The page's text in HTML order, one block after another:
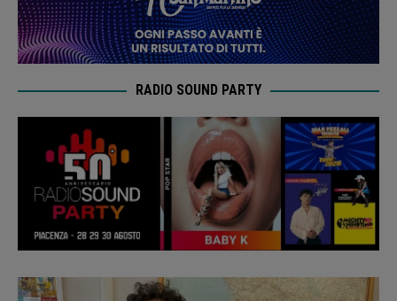
RADIO SOUND PARTY